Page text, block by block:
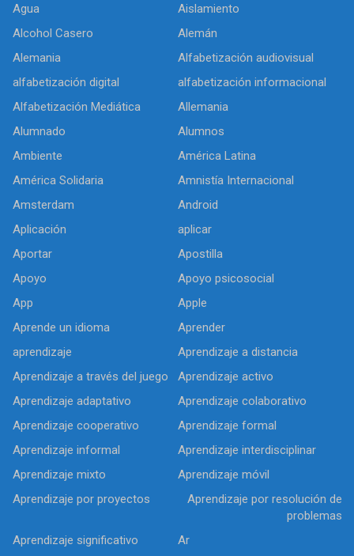
Agua
Aislamiento
Alcohol Casero
Alemán
Alemania
Alfabetización audiovisual
alfabetización digital
alfabetización informacional
Alfabetización Mediática
Allemania
Alumnado
Alumnos
Ambiente
América Latina
América Solidaria
Amnistía Internacional
Amsterdam
Android
Aplicación
aplicar
Aportar
Apostilla
Apoyo
Apoyo psicosocial
App
Apple
Aprende un idioma
Aprender
aprendizaje
Aprendizaje a distancia
Aprendizaje a través del juego
Aprendizaje activo
Aprendizaje adaptativo
Aprendizaje colaborativo
Aprendizaje cooperativo
Aprendizaje formal
Aprendizaje informal
Aprendizaje interdisciplinar
Aprendizaje mixto
Aprendizaje móvil
Aprendizaje por proyectos
Aprendizaje por resolución de
problemas
Aprendizaje significativo
Ar